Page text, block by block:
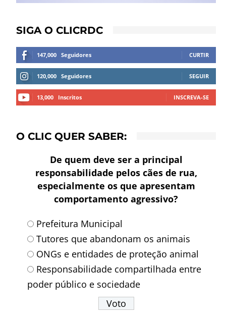
SIGA O CLICRDC
147,000 Seguidores CURTIR
120,000 Seguidores SEGUIR
13,000 Inscritos INSCREVA-SE
O CLIC QUER SABER:
De quem deve ser a principal
responsabilidade pelos cães de rua,
especialmente os que apresentam
comportamento agressivo?
Prefeitura Municipal
Tutores que abandonam os animais
ONGs e entidades de proteção animal
Responsabilidade compartilhada entre
poder público e sociedade